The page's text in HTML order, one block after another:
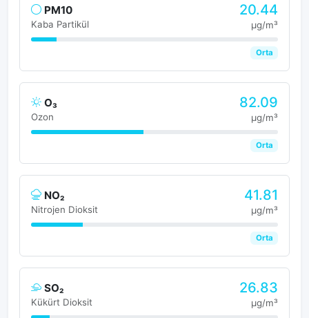
PM10
Kaba Partikül
20.44
μg/m³
Orta
O₃
Ozon
82.09
μg/m³
Orta
NO₂
Nitrojen Dioksit
41.81
μg/m³
Orta
SO₂
Kükürt Dioksit
26.83
μg/m³